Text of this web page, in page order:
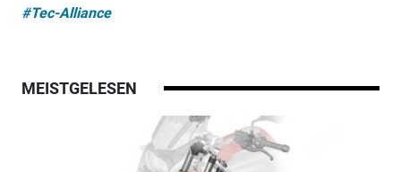
#Tec-Alliance
MEISTGELESEN